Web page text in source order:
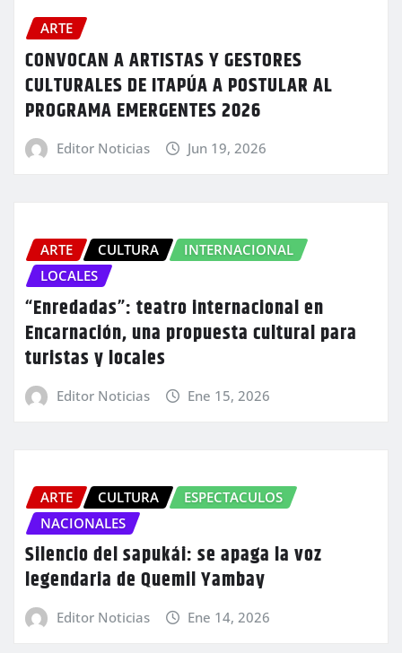
ARTE
CONVOCAN A ARTISTAS Y GESTORES
CULTURALES DE ITAPÚA A POSTULAR AL
PROGRAMA EMERGENTES 2026
Editor Noticias Jun 19, 2026
ARTE CULTURA
INTERNACIONAL
LOCALES
“Enredadas”: teatro internacional en
Encarnación, una propuesta cultural para
turistas y locales
Editor Noticias Ene 15, 2026
ARTE CULTURA
ESPECTACULOS
NACIONALES
Silencio del sapukái: se apaga la voz
legendaria de Quemil Yambay
Editor Noticias Ene 14, 2026